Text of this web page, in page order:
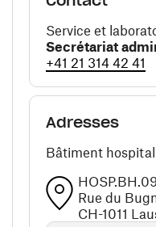
Service et
Secrétariat
+41 21 314 42 41
Adresses
Bâtiment
Rue du
CH-1011